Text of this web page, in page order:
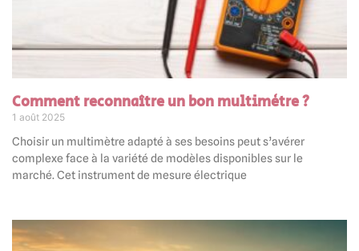
Comment reconnaître un bon multimètre ?
1 août 2025
Choisir un multimètre adapté à ses besoins peut s’avérer
complexe face à la variété de modèles disponibles sur le
marché. Cet instrument de mesure électrique